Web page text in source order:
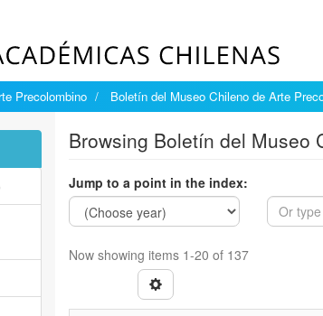
Precolombino Boletín del Museo Chileno de Arte
Browsing Boletín del Museo
Jump to a point in the index:
Now showing items 1-20 of 137